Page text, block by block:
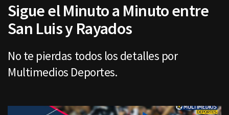
Sigue el Minuto a Minuto entre
San Luis y Rayados
No te pierdas todos los detalles por
Multimedios Deportes.